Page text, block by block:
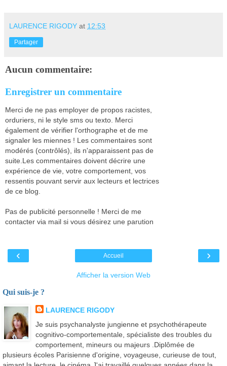
LAURENCE RIGODY at 12:53
Partager
Aucun commentaire:
Enregistrer un commentaire
Merci de ne pas employer de propos racistes,
orduriers, ni le style sms ou texto. Merci
également de vérifier l'orthographe et de me
signaler les miennes ! Les commentaires sont
modérés (contrôlés), ils n'apparaissent pas de
suite.Les commentaires doivent décrire une
expérience de vie, votre comportement, vos
ressentis pouvant servir aux lecteurs et lectrices
de ce blog.
Pas de publicité personnelle ! Merci de me
contacter via mail si vous désirez une parution
‹ ›
Accueil
Afficher la version Web
Qui suis-je ?
LAURENCE RIGODY
Je suis psychanalyste jungienne et psychothérapeute
cognitivo-comportementale, spécialiste des troubles du
comportement, mineurs ou majeurs .Diplômée de
plusieurs écoles Parisienne d'origine, voyageuse, curieuse de tout,